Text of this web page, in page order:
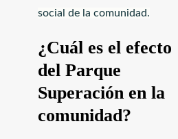
social de la comunidad.
¿Cuál es el efecto
del Parque
Superación en la
comunidad?